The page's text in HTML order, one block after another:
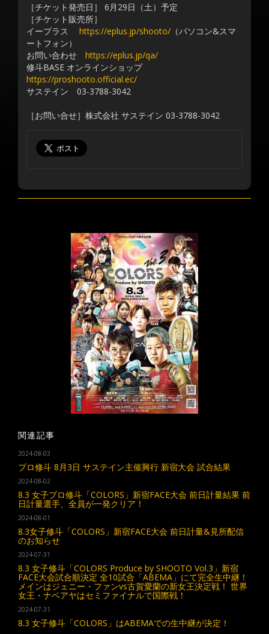
［チケット発売日］ 6月29日（土）予定
［チケット販売所］
イープラス https://eplus.jp/shooto/ （パソコン&スマ
ートフォン）
お問い合わせ https://eplus.jp/qa/
修斗BASE オンラインショップ
https://proshooto.official.ec/
サステイン 03-3788-3042
［お問い合せ］株式会社 サステイン 03-3788-3042
関連記事
2024-08-03
プロ修斗 8月3日 サステイン主催興行 新宿大会 試合結果
2024-08-02
8.3 女子プロ修斗「COLORS」新宿FACE大会 前日計量結果 前
日計量選手、全員が一発クリア！
2024-08-01
8.3女子修斗「COLORS」新宿FACE大会 前日計量&見所配信
のお知らせ
2024-07-31
8.3 女子修斗「COLORS Produce by SHOOTO Vol.3」新宿
FACE大会試合順決定 全10試合「ABEMA」にて完全生中継！
メインはジェニー・ファンvs古賀愛蘭の新女王決定戦！ 世界
女王・ナベアヤはセミファイナルで国際戦！
2024-07-31
8.3 女子修斗「COLORS」はABEMAでの生中継が決定！